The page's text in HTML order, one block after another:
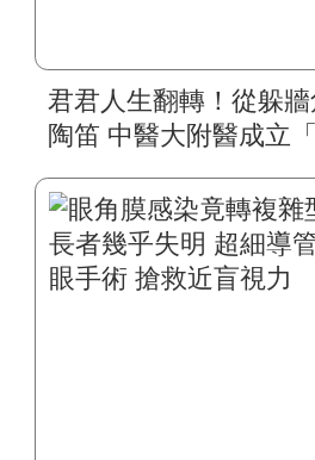
君君人生翻轉！從躲
陶笛 中醫大附醫成立
窗 特殊孩童不再霧茫